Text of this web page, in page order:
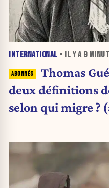
INTERNATIONAL • IL Y A 9
Thomas
deux définitions
selon qui migre ?